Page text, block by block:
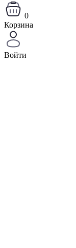
0
Корзина
Войти